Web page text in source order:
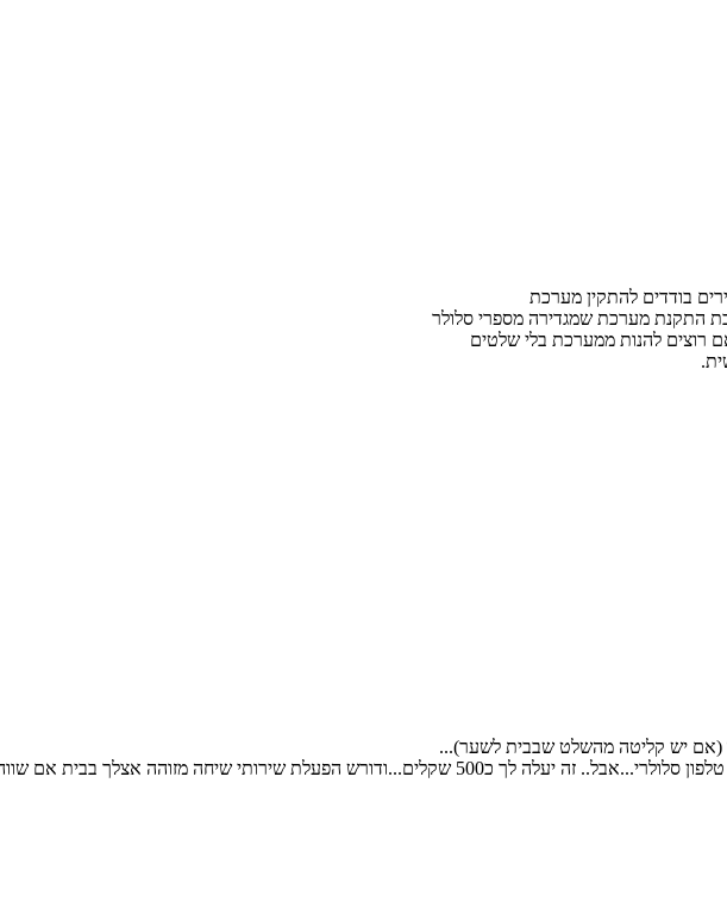
בודדים להתקין מערכת
התקנת מערכת שמגדירה מספרי סלולר
רוצים להנות ממערכת בלי שלטים
יש קליטה מהשלט שבבית לשער)...
מזוהה אצלך בבית אם שווה לך צור קשר דרך הפורום אני כבר אחזור אליך.